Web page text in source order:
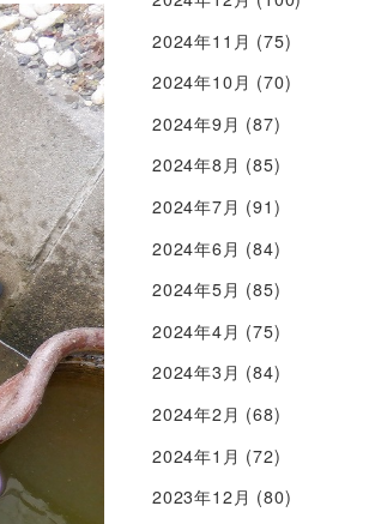
2024年11月 (75)
2024年10月 (70)
2024年9月 (87)
2024年8月 (85)
2024年7月 (91)
2024年6月 (84)
2024年5月 (85)
2024年4月 (75)
2024年3月 (84)
2024年2月 (68)
2024年1月 (72)
2023年12月 (80)